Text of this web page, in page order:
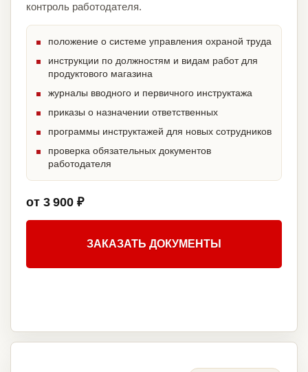
контроль работодателя.
положение о системе управления охраной труда
инструкции по должностям и видам работ для
продуктового магазина
журналы вводного и первичного инструктажа
приказы о назначении ответственных
программы инструктажей для новых сотрудников
проверка обязательных документов
работодателя
от 3 900 ₽
ЗАКАЗАТЬ ДОКУМЕНТЫ